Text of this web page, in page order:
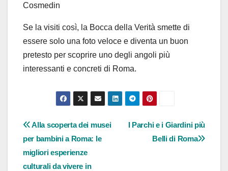
Cosmedin
Se la visiti così, la Bocca della Verità smette di
essere solo una foto veloce e diventa un buon
pretesto per scoprire uno degli angoli più
interessanti e concreti di Roma.
Navigazione
articoli
I Parchi e i Giardini più
Belli di Roma
Alla scoperta dei musei
per bambini a Roma: le
migliori esperienze
culturali da vivere in